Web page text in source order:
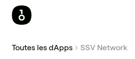
Toutes les dApps SSV Network